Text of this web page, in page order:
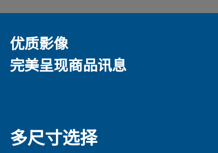
优质影像
完美呈现商品讯息
多尺寸选择